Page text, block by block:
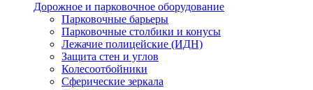
Дорожное и парковочное оборудование
Парковочные барьеры
Парковочные столбики и конусы
Лежачие полицейские (ИДН)
Защита стен и углов
Колесоотбойники
Сферические зеркала